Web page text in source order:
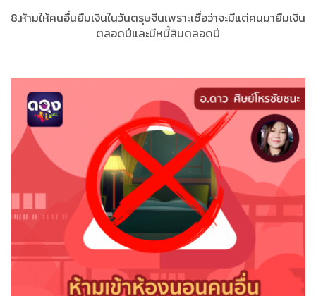
8.ห้ามให้คนอื่นยืมเงินในวันตรุษจีนเพราะเชื่อว่าจะมีแต่คนมายืมเงิน
ตลอดปีและมีหนี้สินตลอดปี